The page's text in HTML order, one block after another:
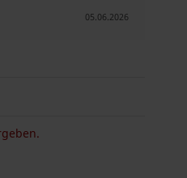
05.06.2026